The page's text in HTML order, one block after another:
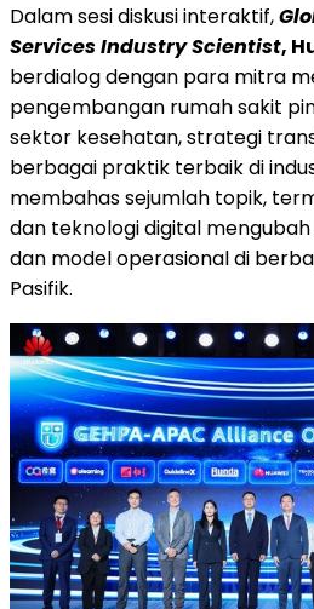
Dalam sesi diskusi interaktif,
Services Industry Scientist,
berdialog dengan para mitra
pengembangan rumah sakit
sektor kesehatan, strategi
berbagai praktik terbaik di
membahas sejumlah topik,
dan teknologi digital
dan model operasional di
Pasifik.